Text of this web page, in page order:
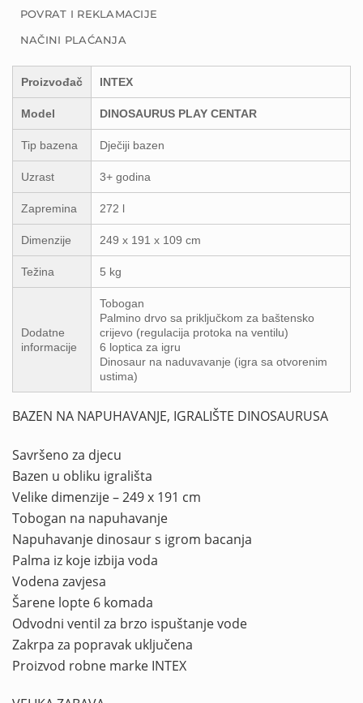
POVRAT I REKLAMACIJE
NAČINI PLAĆANJA
Proizvođač INTEX
Model DINOSAURUS PLAY CENTAR
Tip bazena Dječiji bazen
Uzrast 3+ godina
Zapremina 272 l
Dimenzije 249 x 191 x 109 cm
Težina 5 kg
Dodatne
informacije
Tobogan
Palmino drvo sa priključkom za baštensko
crijevo (regulacija protoka na ventilu)
6 loptica za igru
Dinosaur na naduvavanje (igra sa otvorenim
ustima)
BAZEN NA NAPUHAVANJE, IGRALIŠTE DINOSAURUSA
Savršeno za djecu
Bazen u obliku igrališta
Velike dimenzije – 249 x 191 cm
Tobogan na napuhavanje
Napuhavanje dinosaur s igrom bacanja
Palma iz koje izbija voda
Vodena zavjesa
Šarene lopte 6 komada
Odvodni ventil za brzo ispuštanje vode
Zakrpa za popravak uključena
Proizvod robne marke INTEX